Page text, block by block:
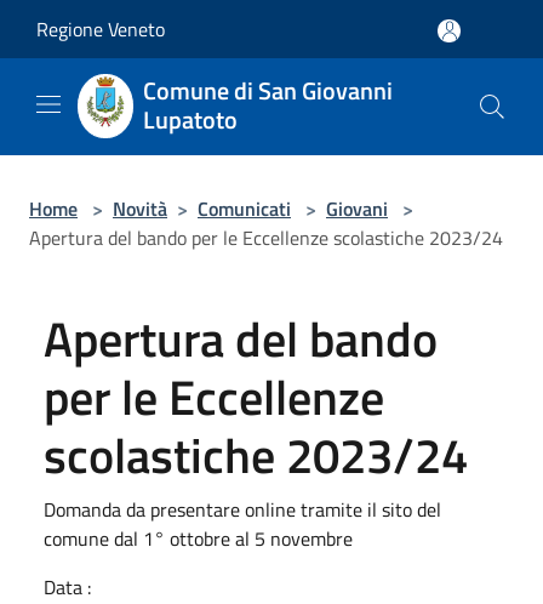
Regione Veneto
Comune di San Giovanni
Lupatoto
Home > Novità > Comunicati > Giovani >
Apertura del bando per le Eccellenze scolastiche 2023/24
Apertura del bando
per le Eccellenze
scolastiche 2023/24
Domanda da presentare online tramite il sito del
comune dal 1° ottobre al 5 novembre
Data :